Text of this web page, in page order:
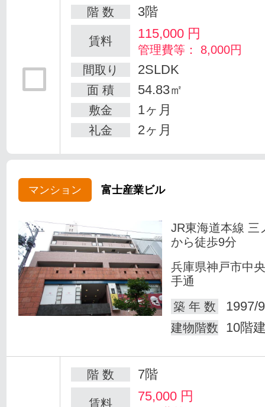
階 数 3階
賃料 115,000 円
管理費等： 8,000円
間取り
2SLDK
面 積 54.83㎡
敷金 1ヶ月
礼金 2ヶ月
マンション 富士産業ビル
JR東海道本線 三
から徒歩9分
兵庫県神戸市中
手通
築 年 数
1997/
建物階数 10階
階 数 7階
賃料 75,000 円